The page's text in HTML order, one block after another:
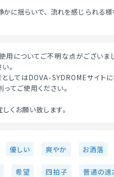
かに揺らいで、流れを感じられる
。
としてはDOVA-SYDROMEサイト
ってご使用ください。
しくお願い致します。
優しい 爽やか お洒落
希望 四拍子 普通の速